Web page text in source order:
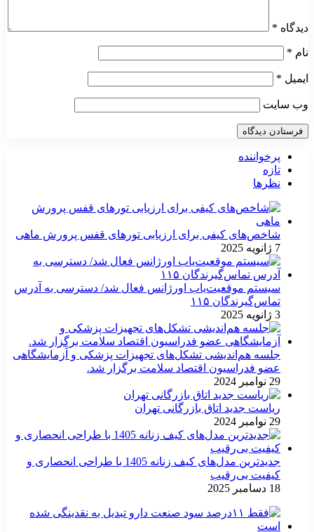
دیدگاه *
نام *
ایمیل *
وب‌ سایت
پرخواننده
تازه
نظرها
شاخص‌های کیفی برای ارزیابی تورهای قفس پرورش ماهی
7 ژانویه 2025
سیستم موقعیت‌یاب اورژانس فعال شد/ دسترسی به آدرس
تماس‌گیرندگان ۱۱۵
3 ژانویه 2025
جلسه هم‌اندیشی تشکل‌های تجهیزات پزشکی و آزمایشگاهی
عضو فدراسیون اقتصاد سلامت برگزار شد.
29 نوامبر 2024
ریاست جدید اتاق بازرگانی تهران
29 نوامبر 2024
جدیدترین مدل‌های کیف زنانه 1405 با طراحی انحصاری و
کیفیت بی‌رقیب
18 دسامبر 2025